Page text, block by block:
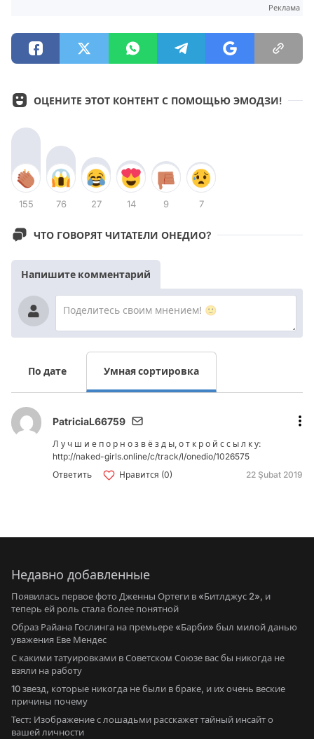
Реклама
ОЦЕНИТЕ ЭТОТ КОНТЕНТ С ПОМОЩЬЮ ЭМОДЗИ!
155 76 27 14 9 7
ЧТО ГОВОРЯТ ЧИТАТЕЛИ ОНЕДИО?
Напишите комментарий
По дате Умная сортировка
PatriciaL66759
Л у ч ш и е п о р н о з в ё з д ы, о т к р о й с с ы л к у:
http://naked-girls.online/c/track/l/onedio/1026575
Ответить
Нравится (0) 22 Şubat 2019
Недавно добавленные
Появилась первое фото Дженны Ортеги в «Битлджус 2», и
теперь ей роль стала более понятной
Образ Райана Гослинга на премьере «Барби» был милой данью
уважения Еве Мендес
С какими татуировками в Советском Союзе вас бы никогда не
взяли на работу
10 звезд, которые никогда не были в браке, и их очень веские
причины почему
Тест: Изображение с лошадьми расскажет тайный инсайт о
вашей личности